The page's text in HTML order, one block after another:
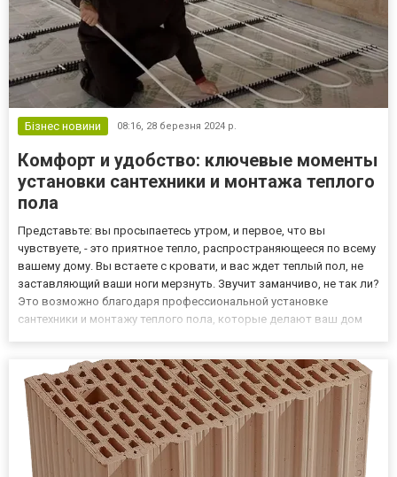
Бізнес новини 08:16, 28 березня 2024 р.
Комфорт и удобство: ключевые моменты
установки сантехники и монтажа теплого
пола
Представьте: вы просыпаетесь утром, и первое, что вы
чувствуете, - это приятное тепло, распространяющееся по всему
вашему дому. Вы встаете с кровати, и вас ждет теплый пол, не
заставляющий ваши ноги мерзнуть. Звучит заманчиво, не так ли?
Это возможно благодаря профессиональной установке
сантехники и монтажу теплого пола, которые делают ваш дом